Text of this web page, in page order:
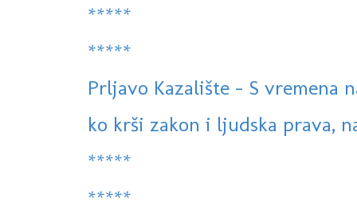
*****
*****
Prljavo Kazalište - S vremena
ko krši zakon i ljudska prava,
*****
*****